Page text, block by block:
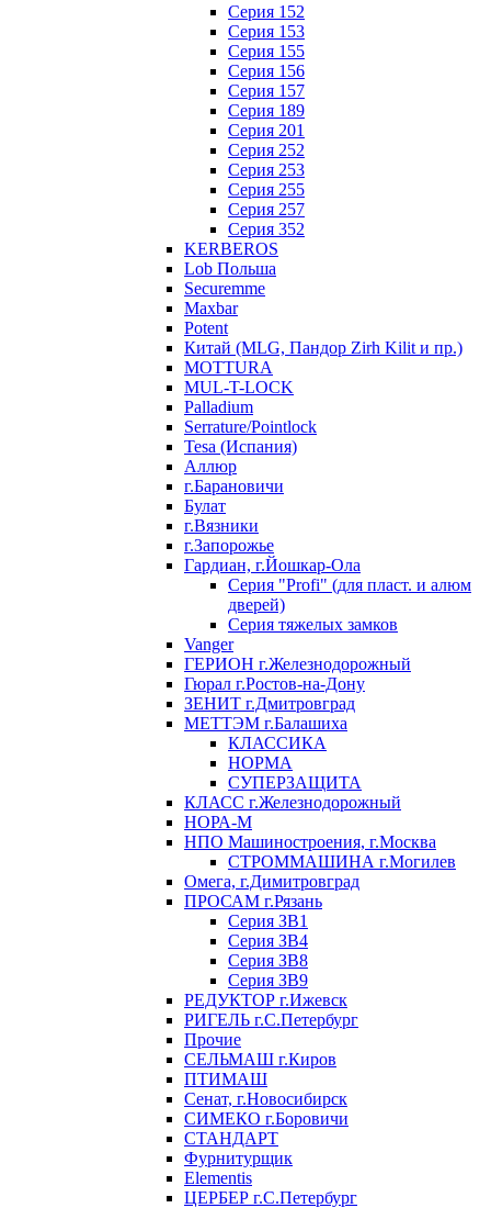
Серия 152
Серия 153
Серия 155
Серия 156
Серия 157
Серия 189
Серия 201
Серия 252
Серия 253
Серия 255
Серия 257
Серия 352
KERBEROS
Lob Польша
Securemme
Maxbar
Potent
Китай (MLG, Пандор Zirh Kilit и пр.)
MOTTURA
MUL-T-LOCK
Palladium
Serrature/Pointlock
Tesa (Испания)
Аллюр
г.Барановичи
Булат
г.Вязники
г.Запорожье
Гардиан, г.Йошкар-Ола
Серия "Profi" (для пласт. и алюм
дверей)
Серия тяжелых замков
Vanger
ГЕРИОН г.Железнодорожный
Гюрал г.Ростов-на-Дону
ЗЕНИТ г.Дмитровград
МЕТТЭМ г.Балашиха
КЛАССИКА
НОРМА
СУПЕРЗАЩИТА
КЛАСС г.Железнодорожный
НОРА-М
НПО Машиностроения, г.Москва
СТРОММАШИНА г.Могилев
Омега, г.Димитровград
ПРОСАМ г.Рязань
Серия ЗВ1
Серия ЗВ4
Серия ЗВ8
Серия ЗВ9
РЕДУКТОР г.Ижевск
РИГЕЛЬ г.С.Петербург
Прочие
СЕЛЬМАШ г.Киров
ПТИМАШ
Сенат, г.Новосибирск
СИМЕКО г.Боровичи
СТАНДАРТ
Фурнитурщик
Elementis
ЦЕРБЕР г.С.Петербург